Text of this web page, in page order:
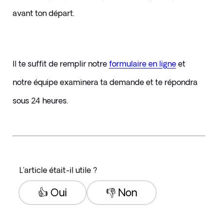
avant ton départ.
Il te suffit de remplir notre formulaire en ligne et
notre équipe examinera ta demande et te répondra
sous 24 heures.
L'article était-il utile ?
👎 Non
👍 Oui